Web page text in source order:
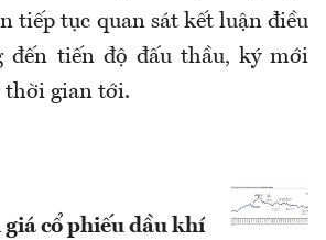
tiếp tục quan sát kết luận điều
đến tiến độ đấu thầu, ký mới
thời gian tới.
cổ phiếu dầu khí